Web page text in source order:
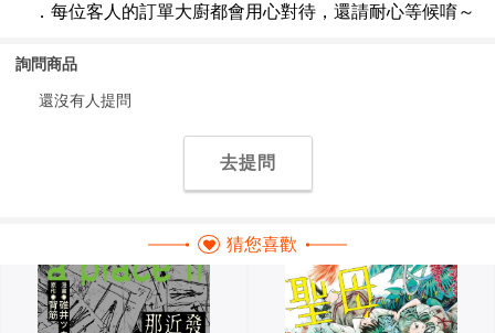
詢問商品
還沒有人提問
去提問
猜您喜歡